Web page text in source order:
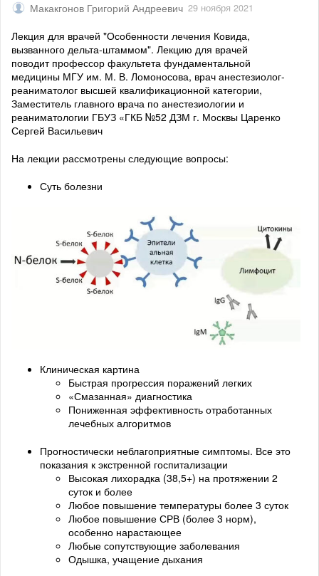
Макакгонов Григорий Андреевич 29 ноября 2021
Лекция для врачей "Особенности лечения Ковида,
вызванного дельта-штаммом". Лекцию для врачей
поводит профессор факультета фундаментальной
медицины МГУ им. М. В. Ломоносова, врач анестезиолог-
реаниматолог высшей квалификационной категории,
Заместитель главного врача по анестезиологии и
реаниматологии ГБУЗ «ГКБ №52 ДЗМ г. Москвы Царенко
Сергей Васильевич
На лекции рассмотрены следующие вопросы:
Суть болезни
Клиническая картина
Быстрая прогрессия поражений легких
«Смазанная» диагностика
Пониженная эффективность отработанных
лечебных алгоритмов
Прогностически неблагоприятные симптомы. Все это
показания к экстренной госпитализации
Высокая лихорадка (38,5+) на протяжении 2
суток и более
Любое повышение температуры более 3 суток
Любое повышение СРВ (более 3 норм),
особенно нарастающее
Любые сопутствующие заболевания
Одышка, учащение дыхания